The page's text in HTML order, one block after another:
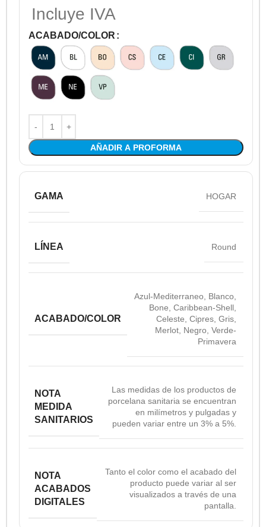
Incluye IVA
ACABADO/COLOR
AÑADIR A PROFORMA
GAMA HOGAR
LÍNEA Round
ACABADO/COLOR
Azul-Mediterraneo, Blanco,
Bone, Caribbean-Shell,
Celeste, Cipres, Gris,
Merlot, Negro, Verde-
Primavera
NOTA
MEDIDA
SANITARIOS
Las medidas de los productos de
porcelana sanitaria se encuentran
en milímetros y pulgadas y
pueden variar entre un 3% a 5%.
NOTA
ACABADOS
DIGITALES
Tanto el color como el acabado del
producto puede variar al ser
visualizados a través de una
pantalla.